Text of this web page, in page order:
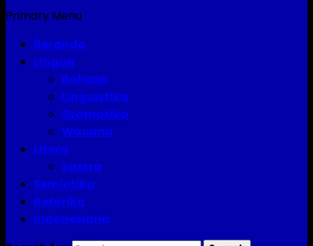
Primary Menu
Beranda
Lingua
Bahasa
Linguistika
Gramatika
Wacana
Litera
Sastra
Semiotika
Retorika
Indonesiana